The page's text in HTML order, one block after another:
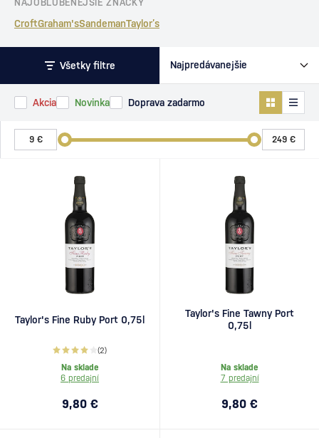
NAJOBLÚBENEJŠIE ZNAČKY
CroftGraham'sSandemanTaylor’s
Všetky filtre
Akcia Novinka Doprava zadarmo
Taylor's Fine Ruby Port 0,75l
(2)
Na sklade
6 predajní
9,80 €
Taylor's Fine Tawny Port
0,75l
Na sklade
7 predajní
9,80 €